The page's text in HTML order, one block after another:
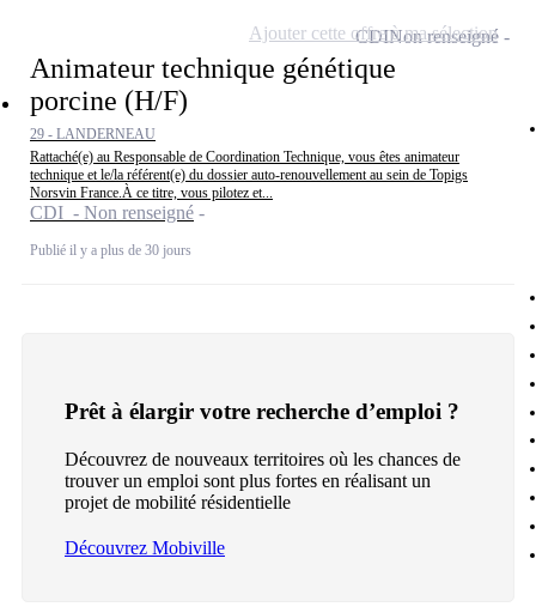
Animateur technique génétique
porcine (H/F)
29 - LANDERNEAU
Rattaché(e) au Responsable de Coordination Technique, vous êtes animateur
technique et le/la référent(e) du dossier auto-renouvellement au sein de Topigs
Norsvin France.À ce titre, vous pilotez et...
CDI - Non renseigné
Publié il y a plus de 30 jours
CDINon renseigné
Ajouter cette offre à ma sélection
Prêt à élargir votre recherche d’emploi ?
Découvrez de nouveaux territoires où les chances de
trouver un emploi sont plus fortes en réalisant un
projet de mobilité résidentielle
Découvrez Mobiville